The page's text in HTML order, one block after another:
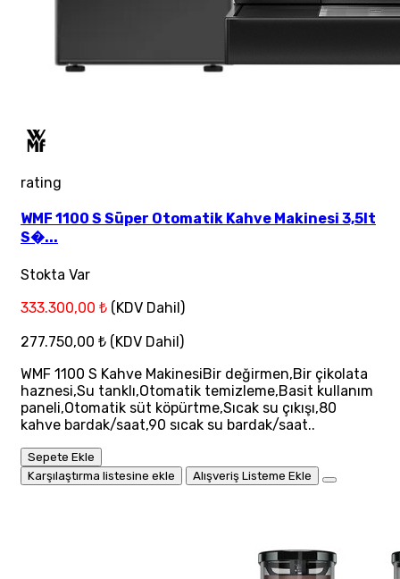
rating
WMF 1100 S Süper Otomatik Kahve Makinesi 3,5lt
S�...
Stokta Var
333.300,00 ₺ (KDV Dahil)
277.750,00 ₺ (KDV Dahil)
WMF 1100 S Kahve MakinesiBir değirmen,Bir çikolata
haznesi,Su tanklı,Otomatik temizleme,Basit kullanım
paneli,Otomatik süt köpürtme,Sıcak su çıkışı,80
kahve bardak/saat,90 sıcak su bardak/saat..
Sepete Ekle
Karşılaştırma listesine ekle
Alışveriş Listeme Ekle